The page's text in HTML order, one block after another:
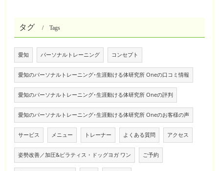
タグ Tags
愛知 パーソナルトレーニング コンセプト
愛知のパーソナルトレーニング･生涯動ける体研究所 Oneの口コミ情報
愛知のパーソナルトレーニング･生涯動ける体研究所 Oneの評判
愛知のパーソナルトレーニング･生涯動ける体研究所 Oneのお客様の声
サービス メニュー トレーナー よくある質問 アクセス
姿勢改善／加圧&ピラティス・ドッグヨガ ワン ご予約